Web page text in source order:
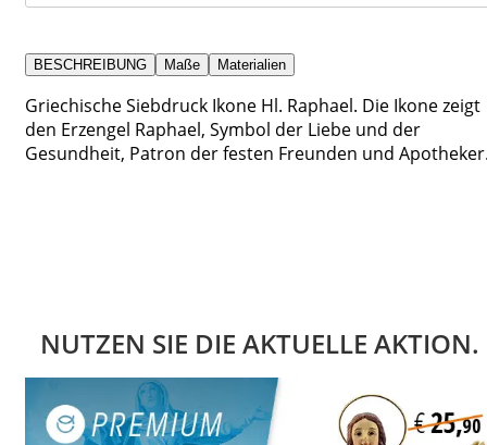
BESCHREIBUNG Maße Materialien
Griechische Siebdruck Ikone Hl. Raphael. Die Ikone zeigt
den Erzengel Raphael, Symbol der Liebe und der
Gesundheit, Patron der festen Freunden und
NUTZEN SIE DIE AKTUELLE AKTION.